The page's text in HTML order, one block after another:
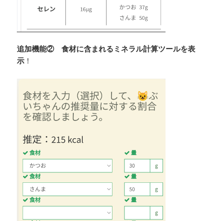
追加機能②
食材に含まれるミネラル計算ツールを表
示 ！